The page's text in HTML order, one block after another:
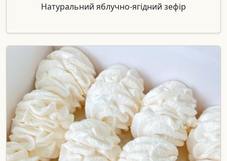
Натуральний яблучно-ягідний зефір